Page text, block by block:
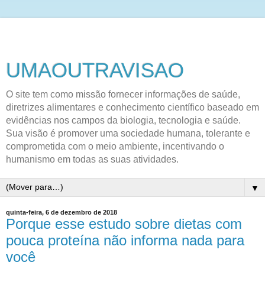
UMAOUTRAVISAO
O site tem como missão fornecer informações de saúde,
diretrizes alimentares e conhecimento científico baseado em
evidências nos campos da biologia, tecnologia e saúde.
Sua visão é promover uma sociedade humana, tolerante e
comprometida com o meio ambiente, incentivando o
humanismo em todas as suas atividades.
▼
quinta-feira, 6 de dezembro de 2018
Porque esse estudo sobre dietas com
pouca proteína não informa nada para
você